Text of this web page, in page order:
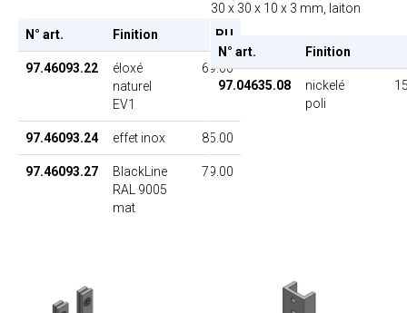
N° art. Finition PU
97.46093.22
éloxé
naturel
EV1
69.00
97.46093.24 effet inox 85.00
97.46093.27
BlackLine
RAL 9005
mat
79.00
30 x 30 x 10 x 3 mm, laiton
N° art. Finition
97.04635.08
nickelé
poli